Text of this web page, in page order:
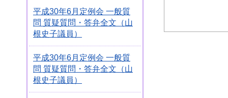
平成30年6月定例会 一般質
問 質疑質問・答弁全文（山
根史子議員）
平成30年6月定例会 一般質
問 質疑質問・答弁全文（山
根史子議員）